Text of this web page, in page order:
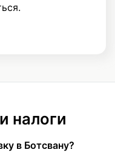
налоги
в Ботсвану?